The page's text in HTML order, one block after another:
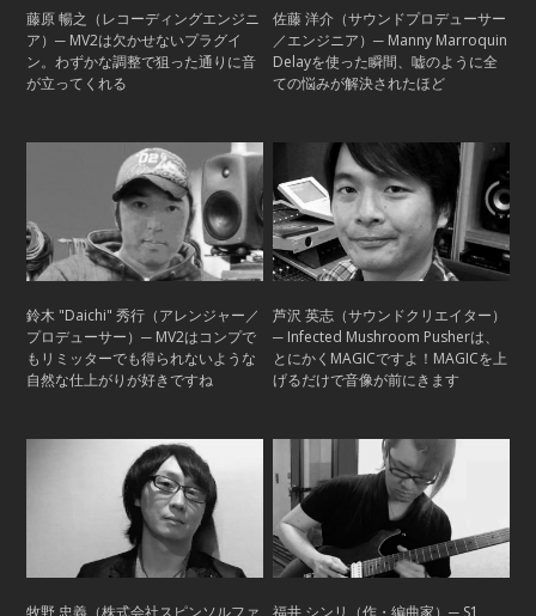
藤原 暢之（レコーディングエンジニ
ア）─ MV2は欠かせないプラグイ
ン。わずかな調整で狙った通りに音
が立ってくれる
佐藤 洋介（サウンドプロデューサー
／エンジニア）─ Manny Marroquin
Delayを使った瞬間、嘘のように全
ての悩みが解決されたほど
鈴木 "Daichi" 秀行（アレンジャー／
プロデューサー）─ MV2はコンプで
もリミッターでも得られないような
自然な仕上がりが好きですね
芦沢 英志（サウンドクリエイター）
─ Infected Mushroom Pusherは、
とにかくMAGICですよ！MAGICを上
げるだけで音像が前にきます